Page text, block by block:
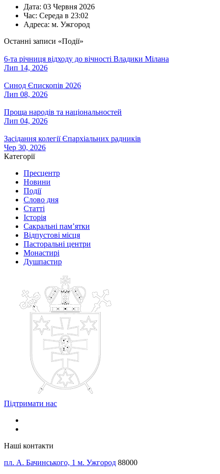
Дата: 03 Червня 2026
Час: Середа в 23:02
Адреса: м. Ужгород
Останні записи «Події»
6-та річниця відходу до вічності Владики Мілана
Лип 14, 2026
Синод Єпископів 2026
Лип 08, 2026
Проща народів та національностей
Лип 04, 2026
Засідання колегії Єпархіальних радників
Чер 30, 2026
Категорії
Пресцентр
Новини
Події
Слово дня
Статті
Історія
Сакральні пам’ятки
Відпустові місця
Пасторальні центри
Монастирі
Душпастир
Підтримати нас
Наші контакти
пл. А. Бачинського, 1 м. Ужгород 88000